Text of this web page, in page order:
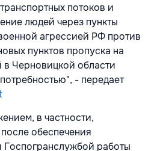
потоков и
людей через пункты
агрессией РФ против
пунктов пропуска на
Черновицкой области
- передает
в частности,
обеспечения
работы